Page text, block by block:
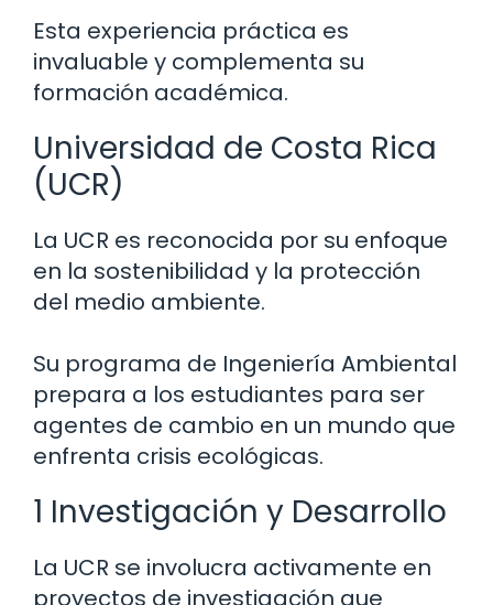
Esta experiencia práctica es
invaluable y complementa su
formación académica.
Universidad de Costa Rica
(UCR)
La UCR es reconocida por su enfoque
en la sostenibilidad y la protección
del medio ambiente.
Su programa de Ingeniería Ambiental
prepara a los estudiantes para ser
agentes de cambio en un mundo que
enfrenta crisis ecológicas.
1 Investigación y Desarrollo
La UCR se involucra activamente en
proyectos de investigación que